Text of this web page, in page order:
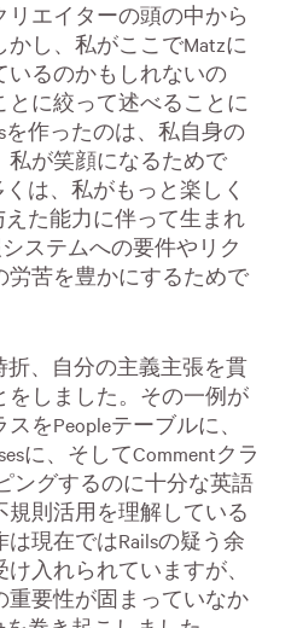
エイターの頭の中から
し、私がここでMatzに
いるのかもしれないの
に絞って述べることに
を作ったのは、私自身の
私が笑顔になるためで
は、私がもっと楽しく
えた能力に伴って生まれ
ステムへの要件やリク
労苦を豊かにするためで
折、自分の主義主張を貫
をしました。その一例が
をPeopleテーブルに、
に、そしてCommentクラ
ングするのに十分な英語
則活用を理解している
現在ではRailsの疑う余
入れられていますが、
重要性が固まっていなか